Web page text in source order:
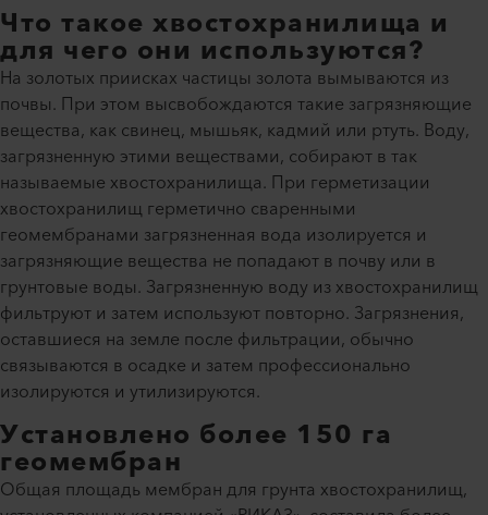
Что такое хвостохранилища и
для чего они используются?
На золотых приисках частицы золота вымываются из
почвы. При этом высвобождаются такие загрязняющие
вещества, как свинец, мышьяк, кадмий или ртуть. Воду,
загрязненную этими веществами, собирают в так
называемые хвостохранилища. При герметизации
хвостохранилищ герметично сваренными
геомембранами загрязненная вода изолируется и
загрязняющие вещества не попадают в почву или в
грунтовые воды. Загрязненную воду из хвостохранилищ
фильтруют и затем используют повторно. Загрязнения,
оставшиеся на земле после фильтрации, обычно
связываются в осадке и затем профессионально
изолируются и утилизируются.
Установлено более 150 га
геомембран
Общая площадь мембран для грунта хвостохранилищ,